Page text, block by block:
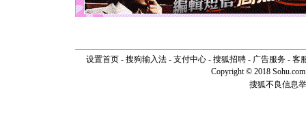
如意,快
[元旦]看
[元旦]如
起；二是
离。水晶
[元旦]当
设置首页- 搜狗输入法- 支付中心- 搜狐招聘- 广告服务- 客
Copyright © 2018
搜狐不良信息